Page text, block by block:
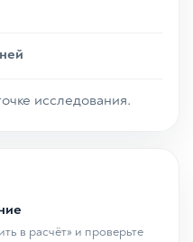
исследования.
в расчёт» и проверьте